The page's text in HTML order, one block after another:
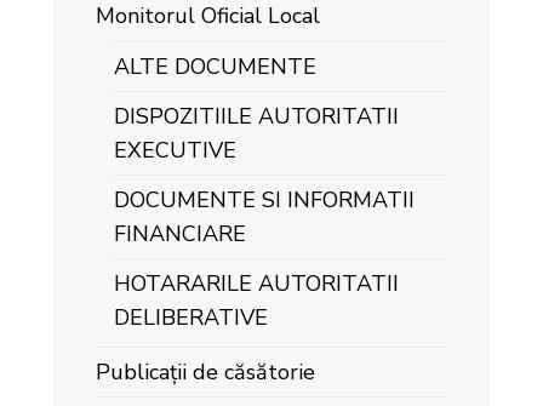
Monitorul Oficial Local
ALTE DOCUMENTE
DISPOZITIILE AUTORITATII
EXECUTIVE
DOCUMENTE SI INFORMATII
FINANCIARE
HOTARARILE AUTORITATII
DELIBERATIVE
Publicații de căsătorie